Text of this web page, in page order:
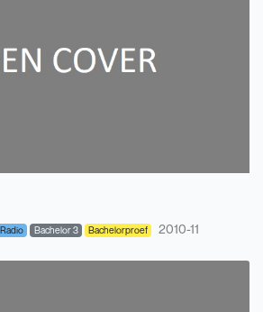
Radio Bachelor 3 Bachelorproef 2010-11